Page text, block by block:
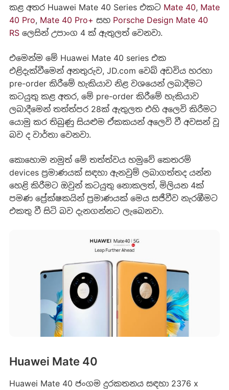
කළ අතර Huawei Mate 40 Series එකට Mate 40, Mate
40 Pro, Mate 40 Pro+ සහ Porsche Design Mate 40
RSලෙසින් උපාංග 4 ක් ඇතුලත් වෙනවා.
එමෙන්ම මේ Huawei Mate 40 series එක
එළිදැක්වීමෙන් අනතුරුව, JD.com වෙබ් අඩවිය හරහා
pre-order කිරීමේ හැකියාව නිළ වශයෙන් ලබාදීමට
කටයුතු කළ අතර, මේ pre-order කිරීමේ හැකියාව
ලබාදීමෙන් තත්ත්පර 28ක් ඇතුලත එහි අලෙවි කිරීමට
යොමු කර තිබුණු සියළුම ඒකකයන් අලෙවි වී අවසන් වූ
බව ද වාර්තා වෙනවා.
කොහොම නමුත් මේ තත්ත්වය හමුවේ කෙතරම්
devices ප්‍රමාණයක් සඳහා ඇනවුම් ලබාගත්තද යන්න
හෙළි කිරීමට ඔවුන් කටයුතු නොකලත්, මිලියන 4ක්
පමණ ප්‍රේක්ෂකයින් ප්‍රමාණයක් මෙය සජීවීව නැරඹීමට
එකතු වී සිටි බව දැනගන්නට ලැබෙනවා.
Huawei Mate 40
Huawei Mate 40 ජංගම දුරකතනය සඳහා 2376 x